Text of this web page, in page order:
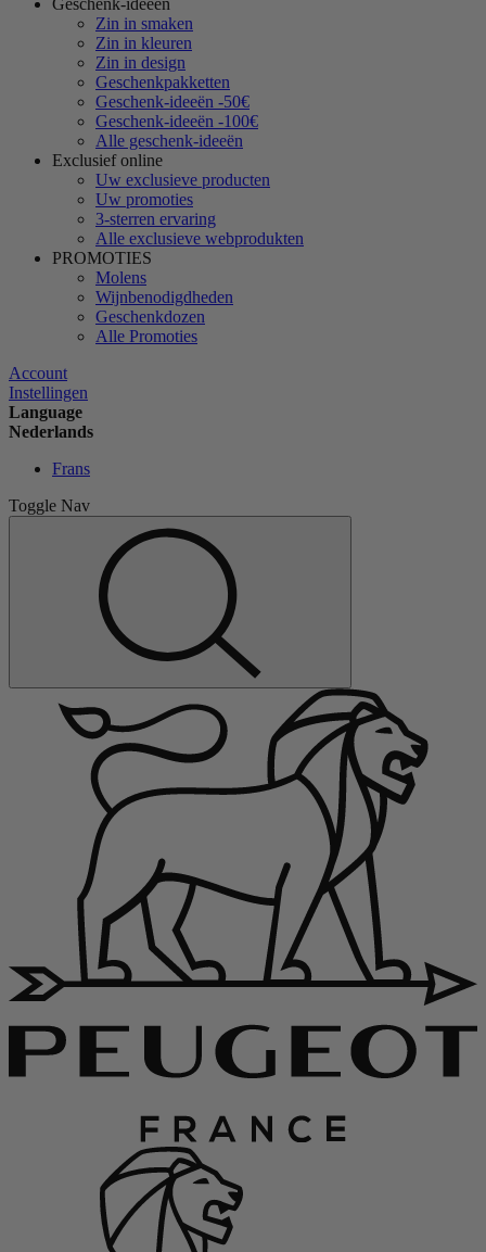
Geschenk-ideeën
Zin in smaken
Zin in kleuren
Zin in design
Geschenkpakketten
Geschenk-ideeën -50€
Geschenk-ideeën -100€
Alle geschenk-ideeën
Exclusief online
Uw exclusieve producten
Uw promoties
3-sterren ervaring
Alle exclusieve webprodukten
PROMOTIES
Molens
Wijnbenodigdheden
Geschenkdozen
Alle Promoties
Account
Instellingen
Language
Nederlands
Frans
Toggle Nav